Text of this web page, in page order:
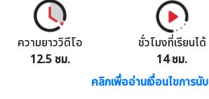
ความยาววิดีโอ
12.5 ชม.
ชั่วโมงที่เรียนได้
14 ชม.
คลิกเพื่ออ่านเงื่อนไขการนั